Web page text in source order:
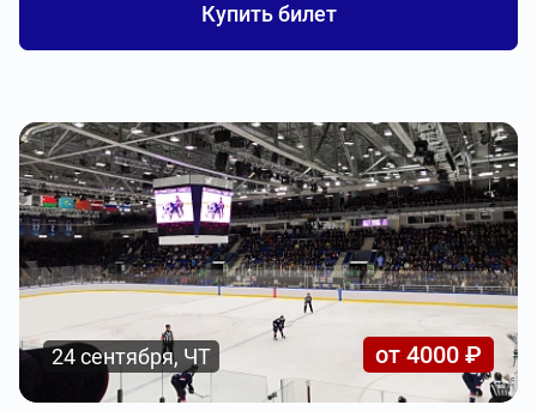
Купить билет
24 сентября, ЧТ от 4000 ₽